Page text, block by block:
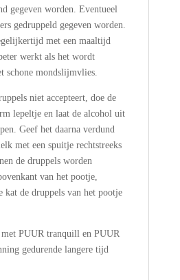
gegeven worden. Eventueel
gedruppeld gegeven worden.
met een maaltijd
werkt als het wordt
schone mondslijmvlies.
niet accepteert, doe de
lepeltje en laat de alcohol uit
Geef het daarna verdund
met een spuitje rechtstreeks
de druppels worden
van het pootje,
kat de druppels van het pootje
PUUR tranquill en PUUR
gedurende langere tijd